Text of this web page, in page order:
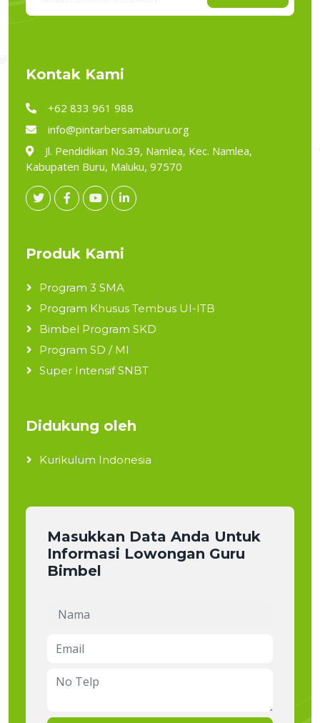
Kontak Kami
+62 833 961 988
info@pintarbersamaburu.org
Jl. Pendidikan No.39, Namlea, Kec. Namlea,
Kabupaten Buru, Maluku, 97570
Produk Kami
Program 3 SMA
Program Khusus Tembus UI-ITB
Bimbel Program SKD
Program SD / MI
Super Intensif SNBT
Didukung oleh
Kurikulum Indonesia
Masukkan Data Anda Untuk
Informasi Lowongan Guru
Bimbel